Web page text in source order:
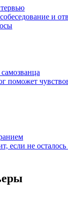
и
поможет
если не осталось